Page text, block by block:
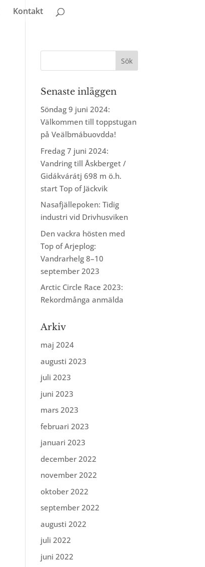
Kontakt
Senaste inläggen
Söndag 9 juni 2024:
Välkommen till toppstugan
på Veälbmábuovdda!
Fredag 7 juni 2024:
Vandring till Åskberget /
Gidákvárátj 698 m ö.h.
start Top of Jäckvik
Nasafjällepoken: Tidig
industri vid Drivhusviken
Den vackra hösten med
Top of Arjeplog:
Vandrarhelg 8–10
september 2023
Arctic Circle Race 2023:
Rekordmånga anmälda
Arkiv
maj 2024
augusti 2023
juli 2023
juni 2023
mars 2023
februari 2023
januari 2023
december 2022
november 2022
oktober 2022
september 2022
augusti 2022
juli 2022
juni 2022